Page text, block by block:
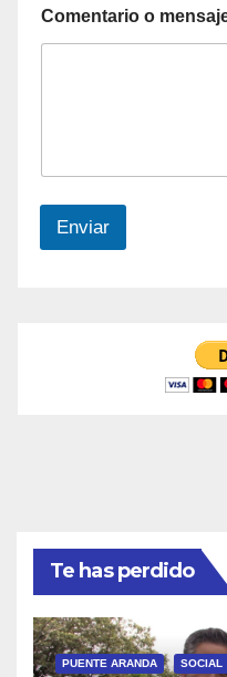
Comentario o
Enviar
Te has perdido
PUENTE ARANDA SOCIAL